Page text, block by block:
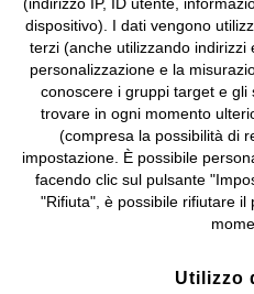
Informazioni legali
©2026 bonprix.
bonprix S.r.l. con socio unico,
Valdengo (BI) C.F. 01510910027 -
Biella n. 01510910027,
IT09060P00000858, N. Reg.
Sociale: euro 1.000.000 i.v,
e coordinamento di bonprix
dispositivo). I dati vengono
terzi (anche utilizzando
personalizzazione e la
conoscere i gruppi target e gli
trovare in ogni momento
(compresa la possibilità di
impostazione. È possibile
facendo clic sul pulsante
"Rifiuta", è possibile rifiutare
Utilizzo